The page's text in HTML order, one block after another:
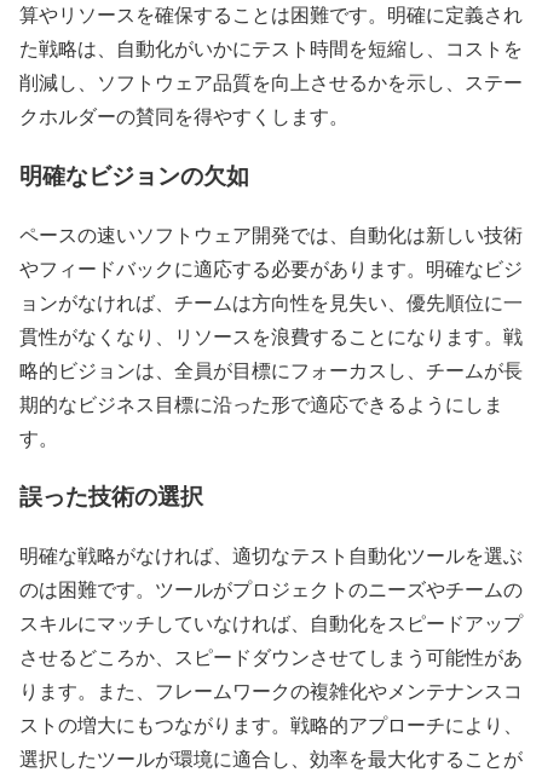
算やリソースを確保することは困難です。明確に定義され
た戦略は、自動化がいかにテスト時間を短縮し、コストを
削減し、ソフトウェア品質を向上させるかを示し、ステー
クホルダーの賛同を得やすくします。
明確なビジョンの欠如
ペースの速いソフトウェア開発では、自動化は新しい技術
やフィードバックに適応する必要があります。明確なビジ
ョンがなければ、チームは方向性を見失い、優先順位に一
貫性がなくなり、リソースを浪費することになります。戦
略的ビジョンは、全員が目標にフォーカスし、チームが長
期的なビジネス目標に沿った形で適応できるようにしま
す。
誤った技術の選択
明確な戦略がなければ、適切なテスト自動化ツールを選ぶ
のは困難です。ツールがプロジェクトのニーズやチームの
スキルにマッチしていなければ、自動化をスピードアップ
させるどころか、スピードダウンさせてしまう可能性があ
ります。また、フレームワークの複雑化やメンテナンスコ
ストの増大にもつながります。戦略的アプローチにより、
選択したツールが環境に適合し、効率を最大化することが